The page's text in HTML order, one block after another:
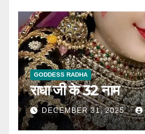
GODDESS RADHA
राधा जी के 32 नाम
DECEMBER 31, 2025